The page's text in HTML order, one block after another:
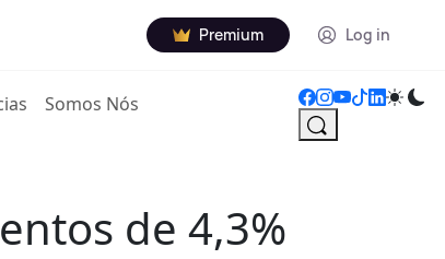
Premium Log in
Somos Nós
de 4,3%